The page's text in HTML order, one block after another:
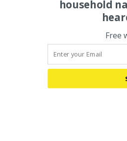
household
Free